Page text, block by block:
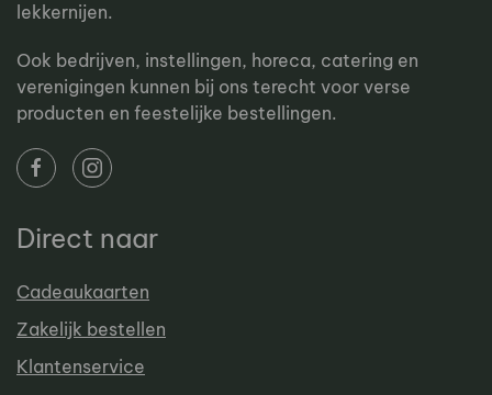
lekkernijen.
Ook bedrijven, instellingen, horeca, catering en
verenigingen kunnen bij ons terecht voor verse
producten en feestelijke bestellingen.
Direct naar
Cadeaukaarten
Zakelijk bestellen
Klantenservice